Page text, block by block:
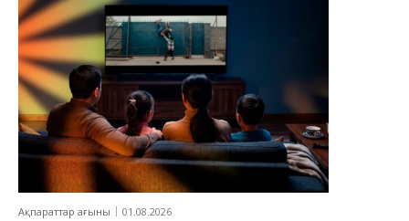
Ақпараттар ағыны 01.08.2026